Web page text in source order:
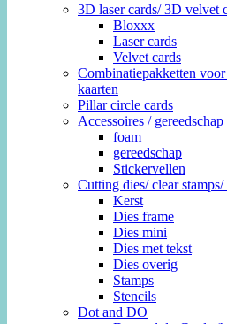
3D laser cards/ 3D velvet
Bloxxx
Laser cards
Velvet cards
Combinatiepakketten voor
kaarten
Pillar circle cards
Accessoires / gereedschap
foam
gereedschap
Stickervellen
Cutting dies/ clear stamps/
Kerst
Dies frame
Dies mini
Dies met tekst
Dies overig
Stamps
Stencils
Dot and DO